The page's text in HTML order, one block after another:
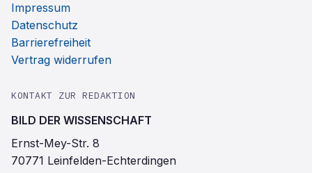
Impressum
Datenschutz
Barrierefreiheit
Vertrag widerrufen
KONTAKT ZUR REDAKTION
BILD DER WISSENSCHAFT
Ernst-Mey-Str. 8
70771 Leinfelden-Echterdingen